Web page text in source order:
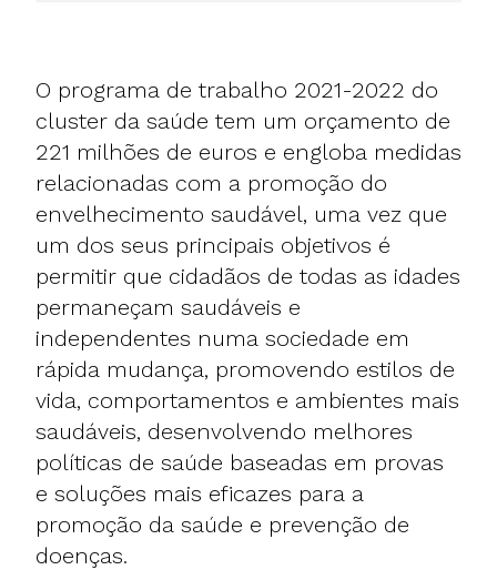
O programa de trabalho 2021-2022 do
cluster da saúde tem um orçamento de
221 milhões de euros e engloba medidas
relacionadas com a promoção do
envelhecimento saudável, uma vez que
um dos seus principais objetivos é
permitir que cidadãos de todas as idades
permaneçam saudáveis e
independentes numa sociedade em
rápida mudança, promovendo estilos de
vida, comportamentos e ambientes mais
saudáveis, desenvolvendo melhores
políticas de saúde baseadas em provas
e soluções mais eficazes para a
promoção da saúde e prevenção de
doenças.